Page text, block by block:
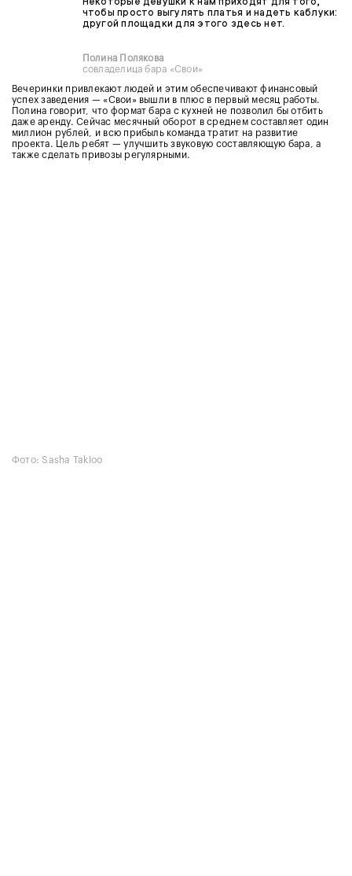
чтобы просто выгулять платья и надеть каблуки:
другой площадки для этого здесь нет.
Полина Полякова
совладелица бара «Свои»
Вечеринки привлекают людей и этим обеспечивают финансовый
успех заведения — «Свои» вышли в плюс в первый месяц работы.
Полина говорит, что формат бара с кухней не позволил бы отбить
даже аренду. Сейчас месячный оборот в среднем составляет один
миллион рублей, и всю прибыль команда тратит на развитие
проекта. Цель ребят — улучшить звуковую составляющую бара, а
также сделать привозы регулярными.
Фото: Sasha Takloo